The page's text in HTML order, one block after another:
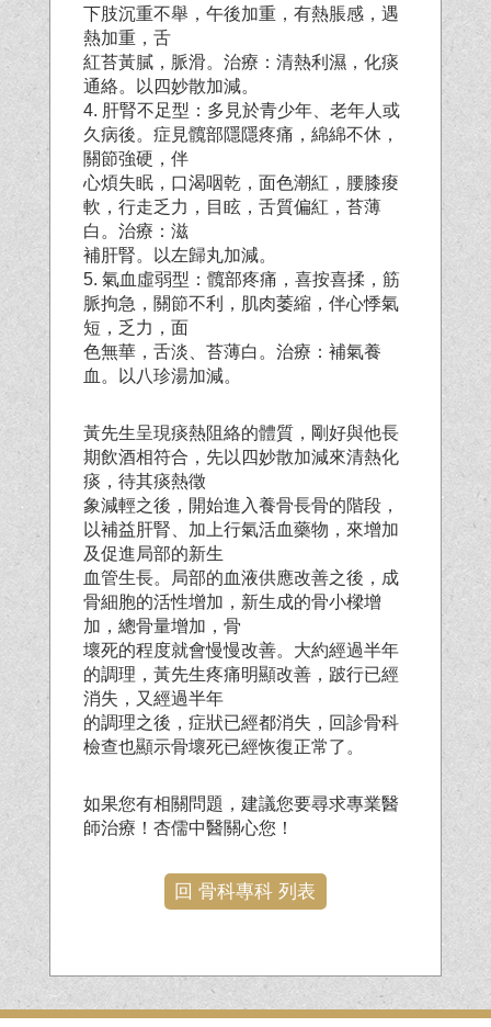
下肢沉重不舉，午後加重，有熱脹感，遇
熱加重，舌
紅苔黃膩，脈滑。治療：清熱利濕，化痰
通絡。以四妙散加減。
4. 肝腎不足型：多見於青少年、老年人或
久病後。症見髖部隱隱疼痛，綿綿不休，
關節強硬，伴
心煩失眠，口渴咽乾，面色潮紅，腰膝痠
軟，行走乏力，目眩，舌質偏紅，苔薄
白。治療：滋
補肝腎。以左歸丸加減。
5. 氣血虛弱型：髖部疼痛，喜按喜揉，筋
脈拘急，關節不利，肌肉萎縮，伴心悸氣
短，乏力，面
色無華，舌淡、苔薄白。治療：補氣養
血。以八珍湯加減。
黃先生呈現痰熱阻絡的體質，剛好與他長
期飲酒相符合，先以四妙散加減來清熱化
痰，待其痰熱徵
象減輕之後，開始進入養骨長骨的階段，
以補益肝腎、加上行氣活血藥物，來增加
及促進局部的新生
血管生長。局部的血液供應改善之後，成
骨細胞的活性增加，新生成的骨小樑增
加，總骨量增加，骨
壞死的程度就會慢慢改善。大約經過半年
的調理，黃先生疼痛明顯改善，跛行已經
消失，又經過半年
的調理之後，症狀已經都消失，回診骨科
檢查也顯示骨壞死已經恢復正常了。
如果您有相關問題，建議您要尋求專業醫
師治療！杏儒中醫關心您！
回 骨科專科 列表